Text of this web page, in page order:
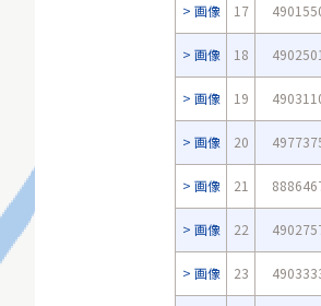
画像 17
画像 18
画像 19
画像 20
画像 21
画像 22
画像 23